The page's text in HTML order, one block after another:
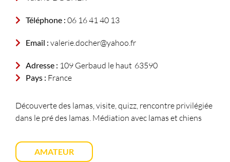
Téléphone : 06 16 41 40 13
Email : valerie.docher@yahoo.fr
Adresse : 109 Gerbaud le haut 63590
Pays : France
Découverte des lamas, visite, quizz, rencontre privilégiée
dans le pré des lamas. Médiation avec lamas et chiens
AMATEUR